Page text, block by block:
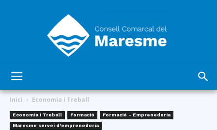
Inici Economia i Treball
Economia i Treball Formació
Formació - Emprenedoria
Maresme servei d'emprenedoria